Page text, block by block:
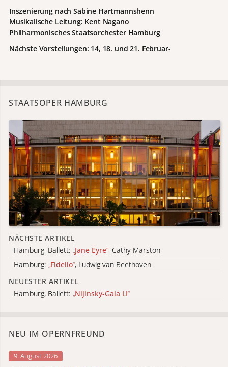
Inszenierung nach Sabine Hartmannshenn
Musikalische Leitung: Kent Nagano
Philharmonisches Staatsorchester Hamburg
Nächste Vorstellungen: 14, 18. und 21. Februar-
STAATSOPER HAMBURG
NÄCHSTE ARTIKEL
Hamburg, Ballett: „Jane Eyre“, Cathy Marston
Hamburg: „Fidelio“, Ludwig van Beethoven
NEUESTER ARTIKEL
Hamburg, Ballett: „Nijinsky-Gala LI“
NEU IM OPERNFREUND
9. August 2026